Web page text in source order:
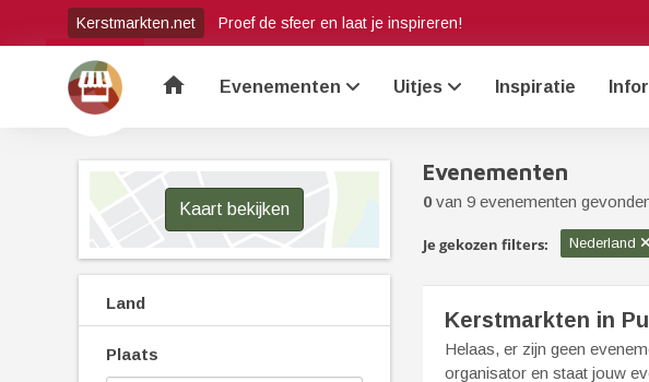
Kerstmarkten.net Proef de sfeer en laat je inspireren!
home Evenementen Uitjes Inspiratie
Kaart bekijken
Land
Plaats
Evenementen
0 van 9 evenementen
Je gekozen filters: Nederland
Kerstmarkten in
Helaas, er zijn geen
organisator en staat jouw